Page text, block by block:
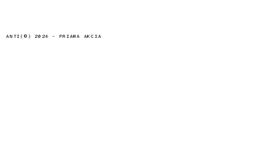
ANTI(©) 2024 - PRIAMA AKCIA